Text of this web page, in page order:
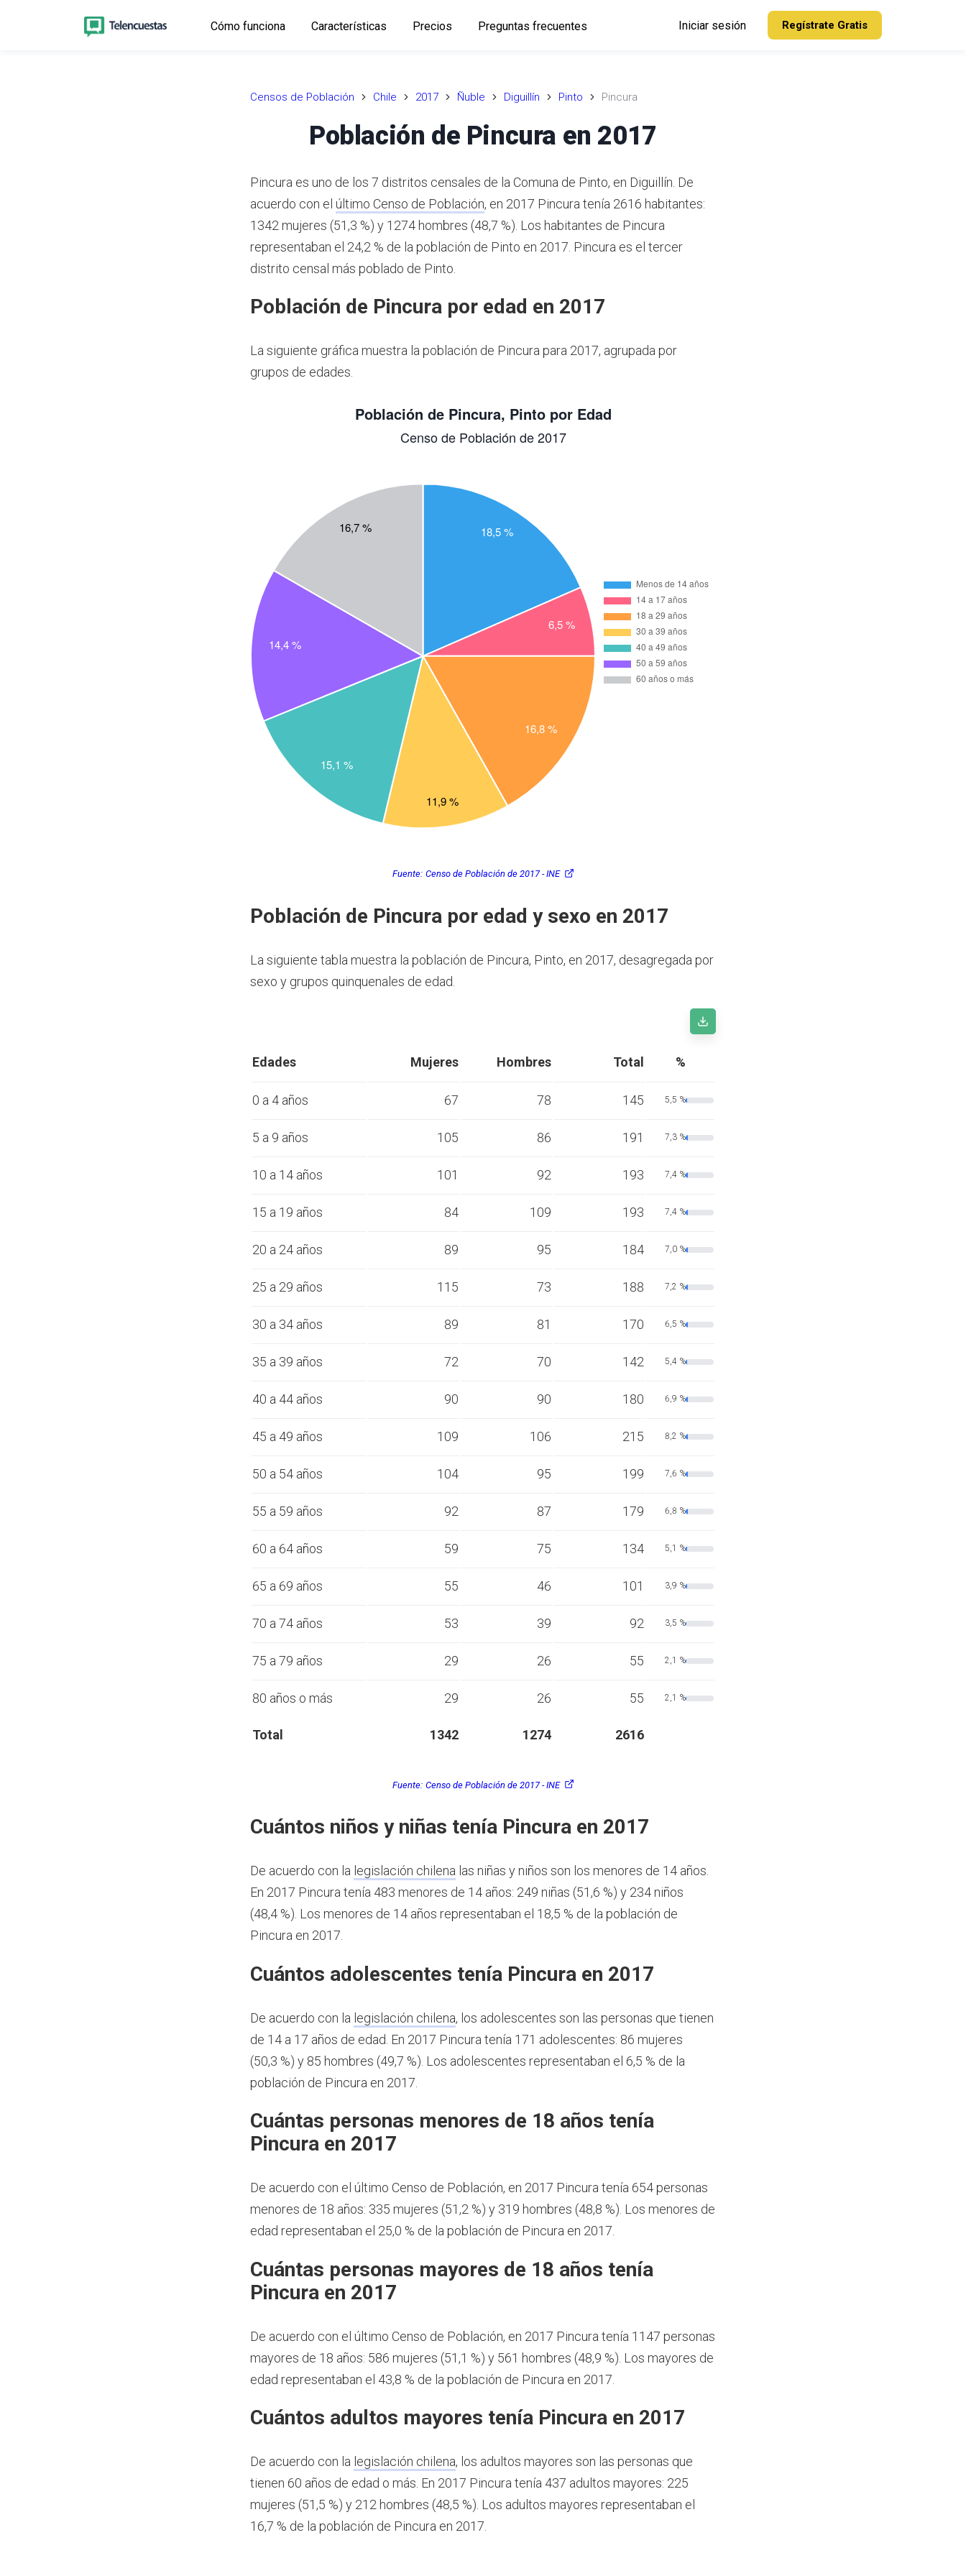
Cómo funciona Características Precios Preguntas frecuentes Iniciar sesión Regístrate Gratis
Censos de Población Chile 2017 Ñuble Diguillín Pinto Pincura
Población de Pincura en 2017
Pincura es uno de los 7 distritos censales de la Comuna de Pinto, en Diguillín. De
acuerdo con el último Censo de Población, en 2017 Pincura tenía 2616 habitantes:
1342 mujeres (51,3 %) y 1274 hombres (48,7 %). Los habitantes de Pincura
representaban el 24,2 % de la población de Pinto en 2017. Pincura es el tercer
distrito censal más poblado de Pinto.
Población de Pincura por edad en 2017
La siguiente gráfica muestra la población de Pincura para 2017, agrupada por
grupos de edades.
Fuente: Censo de Población de 2017 - INE
Población de Pincura por edad y sexo en 2017
La siguiente tabla muestra la población de Pincura, Pinto, en 2017, desagregada por
sexo y grupos quinquenales de edad.
Edades Mujeres Hombres Total %
0 a 4 años 67 78 145 5,5 %
5 a 9 años 105 86 191 7,3 %
10 a 14 años 101 92 193 7,4 %
15 a 19 años 84 109 193 7,4 %
20 a 24 años 89 95 184 7,0 %
25 a 29 años 115 73 188 7,2 %
30 a 34 años 89 81 170 6,5 %
35 a 39 años 72 70 142 5,4 %
40 a 44 años 90 90 180 6,9 %
45 a 49 años 109 106 215 8,2 %
50 a 54 años 104 95 199 7,6 %
55 a 59 años 92 87 179 6,8 %
60 a 64 años 59 75 134 5,1 %
65 a 69 años 55 46 101 3,9 %
70 a 74 años 53 39 92 3,5 %
75 a 79 años 29 26 55 2,1 %
80 años o más 29 26 55 2,1 %
Total 1342 1274 2616
Fuente: Censo de Población de 2017 - INE
Cuántos niños y niñas tenía Pincura en 2017
De acuerdo con la legislación chilena las niñas y niños son los menores de 14 años.
En 2017 Pincura tenía 483 menores de 14 años: 249 niñas (51,6 %) y 234 niños
(48,4 %). Los menores de 14 años representaban el 18,5 % de la población de
Pincura en 2017.
Cuántos adolescentes tenía Pincura en 2017
De acuerdo con la legislación chilena, los adolescentes son las personas que tienen
de 14 a 17 años de edad. En 2017 Pincura tenía 171 adolescentes: 86 mujeres
(50,3 %) y 85 hombres (49,7 %). Los adolescentes representaban el 6,5 % de la
población de Pincura en 2017.
Cuántas personas menores de 18 años tenía
Pincura en 2017
De acuerdo con el último Censo de Población, en 2017 Pincura tenía 654 personas
menores de 18 años: 335 mujeres (51,2 %) y 319 hombres (48,8 %). Los menores de
edad representaban el 25,0 % de la población de Pincura en 2017.
Cuántas personas mayores de 18 años tenía
Pincura en 2017
De acuerdo con el último Censo de Población, en 2017 Pincura tenía 1147 personas
mayores de 18 años: 586 mujeres (51,1 %) y 561 hombres (48,9 %). Los mayores de
edad representaban el 43,8 % de la población de Pincura en 2017.
Cuántos adultos mayores tenía Pincura en 2017
De acuerdo con la legislación chilena, los adultos mayores son las personas que
tienen 60 años de edad o más. En 2017 Pincura tenía 437 adultos mayores: 225
mujeres (51,5 %) y 212 hombres (48,5 %). Los adultos mayores representaban el
16,7 % de la población de Pincura en 2017.